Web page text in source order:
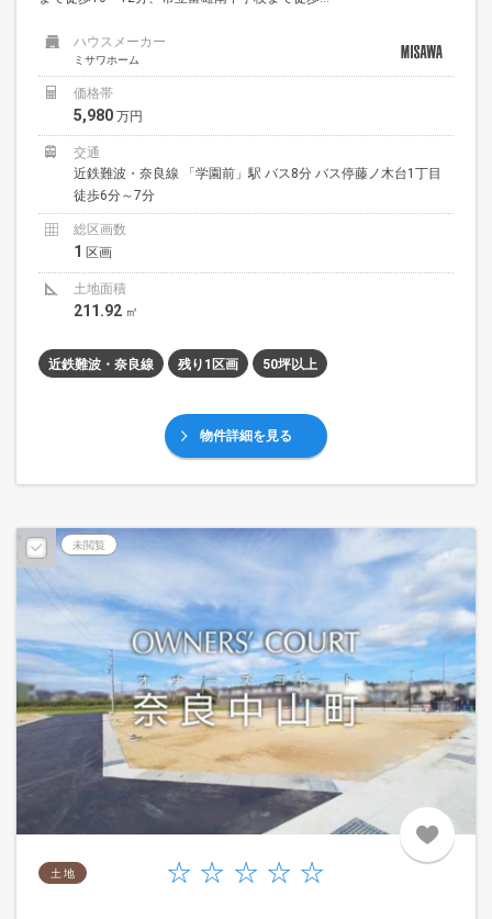
ハウスメーカー
ミサワホーム
価格帯
5,980 万円
交通
近鉄難波・奈良線 「学園前」駅 バス8分 バス停藤ノ木台1丁目
徒歩6分～7分
総区画数
1 区画
土地面積
211.92 ㎡
近鉄難波・奈良線 残り1区画 50坪以上
物件詳細を見る
未閲覧
土 地